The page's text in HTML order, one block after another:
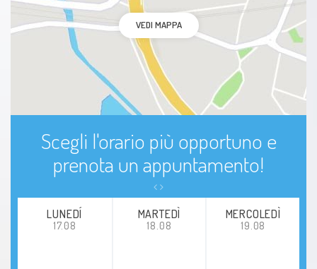
VEDI MAPPA
Scegli l'orario più opportuno e
prenota un appuntamento!
LUNEDÍ
17.08
MARTEDÌ
18.08
MERCOLEDÌ
19.08